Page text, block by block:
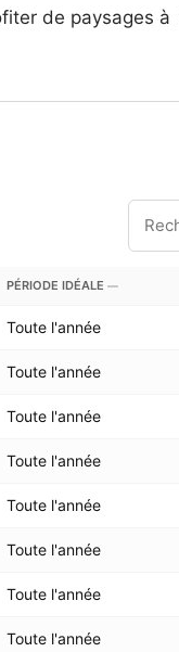
de paysages à
PÉRIODE IDÉALE —
Toute l'année
Toute l'année
Toute l'année
Toute l'année
Toute l'année
Toute l'année
Toute l'année
Toute l'année